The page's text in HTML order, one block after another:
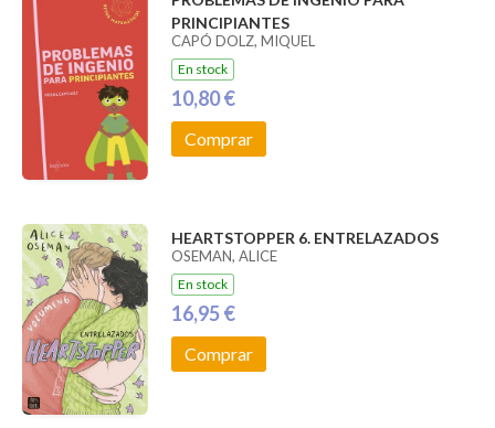
PRINCIPIANTES
CAPÓ DOLZ, MIQUEL
En stock
10,80 €
Comprar
HEARTSTOPPER 6. ENTRELAZADOS
OSEMAN, ALICE
En stock
16,95 €
Comprar